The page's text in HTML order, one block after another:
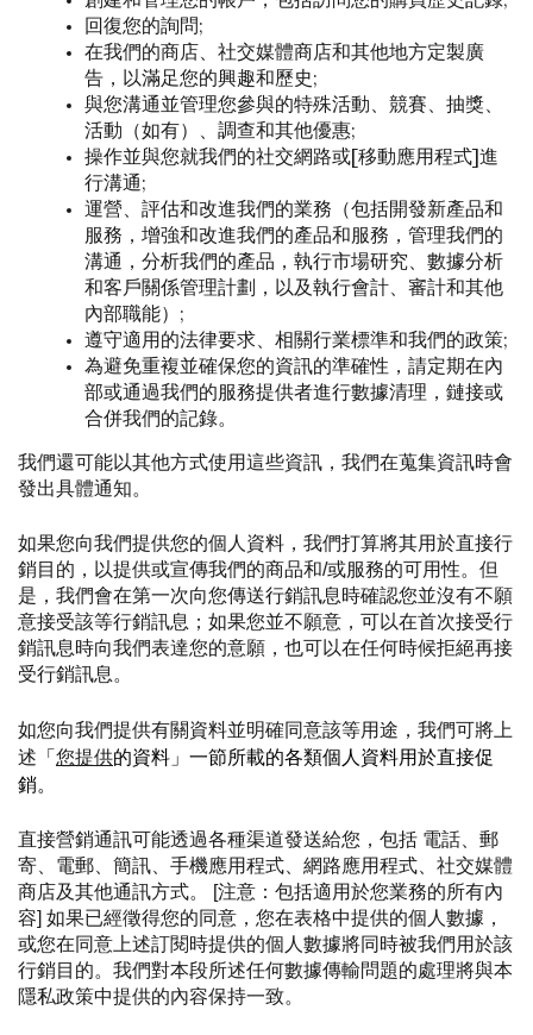
回復您的詢問;
在我們的商店、社交媒體商店和其他地方定製廣
告，以滿足您的興趣和歷史;
與您溝通並管理您參與的特殊活動、競賽、抽獎、
活動（如有）、調查和其他優惠;
操作並與您就我們的社交網路或[移動應用程式]進
行溝通;
運營、評估和改進我們的業務（包括開發新產品和
服務，增強和改進我們的產品和服務，管理我們的
溝通，分析我們的產品，執行市場研究、數據分析
和客戶關係管理計劃，以及執行會計、審計和其他
內部職能）;
遵守適用的法律要求、相關行業標準和我們的政策;
為避免重複並確保您的資訊的準確性，請定期在內
部或通過我們的服務提供者進行數據清理，鏈接或
合併我們的記錄。
我們還可能以其他方式使用這些資訊，我們在蒐集資訊時會
發出具體通知。
如果您向我們提供您的個人資料，我們打算將其用於直接行
銷目的，以提供或宣傳我們的商品和/或服務的可用性。但
是，我們會在第一次向您傳送行銷訊息時確認您並沒有不願
意接受該等行銷訊息；如果您並不願意，可以在首次接受行
銷訊息時向我們表達您的意願，也可以在任何時候拒絕再接
受行銷訊息。
如您向我們提供有關資料並明確同意該等用途，我們可將上
述 「 您提供的資料」一節所載的各類個人資料用於直接促
銷。
直接營銷通訊可能透過各種渠道發送給您，包括 電話、郵
寄、電郵、簡訊、手機應用程式、網路應用程式、社交媒體
商店及其他通訊方式。 [注意：包括適用於您業務的所有內
容] 如果已經徵得您的同意，您在表格中提供的個人數據，
或您在同意上述訂閱時提供的個人數據將同時被我們用於該
行銷目的。我們對本段所述任何數據傳輸問題的處理將與本
隱私政策中提供的內容保持一致。